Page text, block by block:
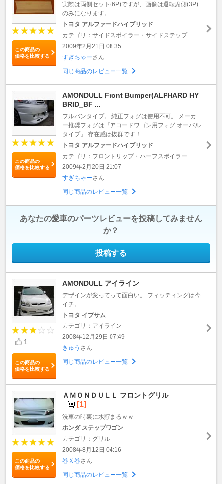
この商品の
価格を比較する
実際は両側セット(6P)ですが、画像は運転席側(3P)
のみになります。
トヨタ アルファードハイブリッド
カテゴリ：サイドスポイラー・サイドステップ
2009年2月21日 08:35
すぎちゃーさん
同じ商品のレビュー一覧
この商品の
価格を比較する
AMONDULL Front Bumper(ALPHARD HY
BRID_BF ...
フルバンタイプ。 純正フォグは使用不可。 メーカ
ー推奨フォグは『アコードワゴン用フォグ オーバル
タイプ』 存在感は抜群です！
トヨタ アルファードハイブリッド
カテゴリ：フロントリップ・ハーフスポイラー
2009年2月20日 21:07
すぎちゃーさん
同じ商品のレビュー一覧
あなたの愛車のパーツレビューを投稿してみません
か？
投稿する
1
この商品の
価格を比較する
AMONDULL アイライン
デザインが変ってって面白い。 フィッティングは今
イチ。
トヨタ イプサム
カテゴリ：アイライン
2008年12月29日 07:49
きゅう さん
同じ商品のレビュー一覧
この商品の
価格を比較する
ＡＭＯＮＤＵＬＬ フロントグリル
[1]
洗車の時裏に水貯まるｗｗ
ホンダ ステップワゴン
カテゴリ：グリル
2008年8月12日 04:16
巻Ｘ巻さん
同じ商品のレビュー一覧